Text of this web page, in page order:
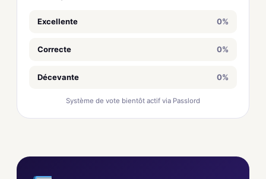
Excellente 0%
Correcte 0%
Décevante 0%
Système de vote bientôt actif via Passlord